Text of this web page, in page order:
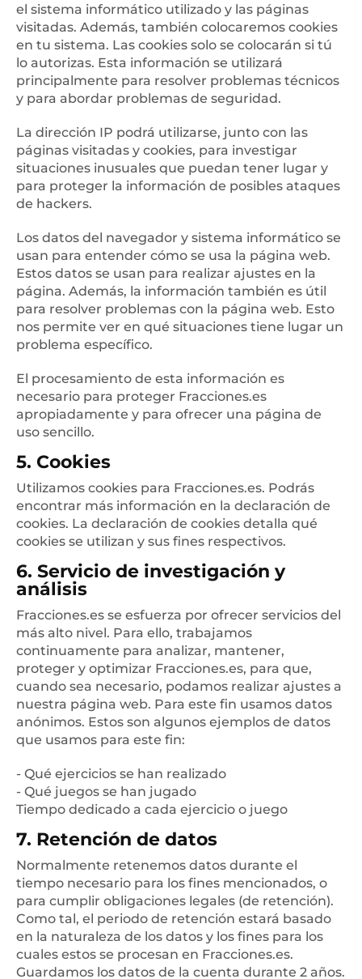
el sistema informático utilizado y las páginas
visitadas. Además, también colocaremos cookies
en tu sistema. Las cookies solo se colocarán si tú
lo autorizas. Esta información se utilizará
principalmente para resolver problemas técnicos
y para abordar problemas de seguridad.
La dirección IP podrá utilizarse, junto con las
páginas visitadas y cookies, para investigar
situaciones inusuales que puedan tener lugar y
para proteger la información de posibles ataques
de hackers.
Los datos del navegador y sistema informático se
usan para entender cómo se usa la página web.
Estos datos se usan para realizar ajustes en la
página. Además, la información también es útil
para resolver problemas con la página web. Esto
nos permite ver en qué situaciones tiene lugar un
problema específico.
El procesamiento de esta información es
necesario para proteger Fracciones.es
apropiadamente y para ofrecer una página de
uso sencillo.
5. Cookies
Utilizamos cookies para Fracciones.es. Podrás
encontrar más información en la declaración de
cookies. La declaración de cookies detalla qué
cookies se utilizan y sus fines respectivos.
6. Servicio de investigación y
análisis
Fracciones.es se esfuerza por ofrecer servicios del
más alto nivel. Para ello, trabajamos
continuamente para analizar, mantener,
proteger y optimizar Fracciones.es, para que,
cuando sea necesario, podamos realizar ajustes a
nuestra página web. Para este fin usamos datos
anónimos. Estos son algunos ejemplos de datos
que usamos para este fin:
- Qué ejercicios se han realizado
- Qué juegos se han jugado
Tiempo dedicado a cada ejercicio o juego
7. Retención de datos
Normalmente retenemos datos durante el
tiempo necesario para los fines mencionados, o
para cumplir obligaciones legales (de retención).
Como tal, el periodo de retención estará basado
en la naturaleza de los datos y los fines para los
cuales estos se procesan en Fracciones.es.
Guardamos los datos de la cuenta durante 2 años.